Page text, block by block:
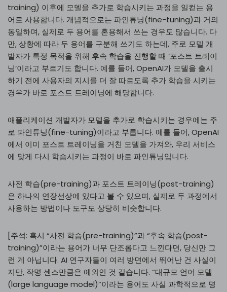
training) 이후에 모델을 추가로 학습시키는 과정을 일컫는 용
어로 사용합니다. 개념적으로는 파인튜닝(fine-tuning)과 거의
동일하며, 실제로 두 용어를 혼용해서 쓰는 경우도 많습니다. 다
만, 상황에 따라 두 용어를 구분해 쓰기도 하는데, 주로 모델 개
발자가 특정 목적을 위해 후속 학습을 진행할 때 ‘포스트 트레이
닝’이라고 부르기도 합니다. 예를 들어, OpenAI가 모델을 출시
하기 전에 사용자의 지시를 더 잘 따르도록 추가 학습을 시키는
경우가 바로 포스트 트레이닝에 해당합니다.
애플리케이션 개발자가 모델을 추가로 학습시키는 경우에는 주
로 파인튜닝(fine-tuning)이라고 부릅니다. 예를 들어, OpenAI
에서 이미 포스트 트레이닝을 거친 모델을 가져와, 우리 서비스
에 맞게 다시 학습시키는 과정이 바로 파인튜닝입니다.
사전 학습(pre-training)과 포스트 트레이닝(post-training)
은 하나의 연장선상에 있다고 볼 수 있으며, 실제로 두 과정에서
사용하는 방법이나 도구도 상당히 비슷합니다.
[주석: 혹시 “사전 학습(pre-training)”과 “후속 학습(post-
training)”이라는 용어가 너무 단조롭다고 느낀다면, 당신만 그
런 게 아닙니다. AI 연구자들이 여러 방면에서 뛰어난 건 사실이
지만, 작명 센스만큼은 예외인 것 같습니다. “대규모 언어 모델
(large language model)”이라는 용어도 사실 과학적으로 명